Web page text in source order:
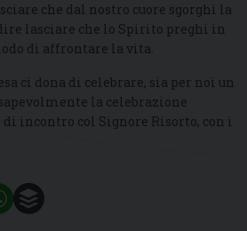
che dal nostro cuore sgorghi la
lasciare che lo Spirito preghi in
di affrontare la vita.
ci dona di celebrare, sia per noi un
la celebrazione
di incontro col Signore Risorto, con i